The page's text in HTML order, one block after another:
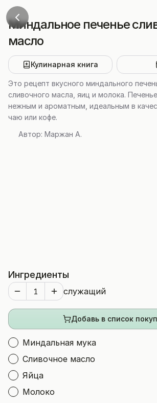
Миндальное печенье
масло
Кулинарная книга
Это рецепт вкусного миндального
сливочного масла, яиц и молока.
нежным и ароматным, идеальным в
чаю или кофе.
Автор: Маржан А.
Ингредиенты
служащий
Добавь в список
Миндальная мука
Сливочное масло
Яйца
Молоко